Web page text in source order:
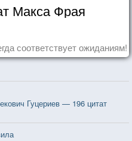
Макса Фрая
соответствует ожиданиям!
Гуцериев — 196 цитат